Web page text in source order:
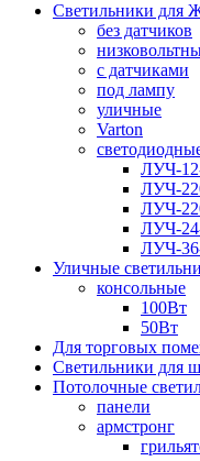
Светильники для
без датчиков
с датчиками
под лампу
уличные
Varton
ЛУЧ-
ЛУЧ-
ЛУЧ-
ЛУЧ-
ЛУЧ-
Уличные
консольные
100Вт
50Вт
Для торговых
Светильники для
Потолочные
панели
армстронг